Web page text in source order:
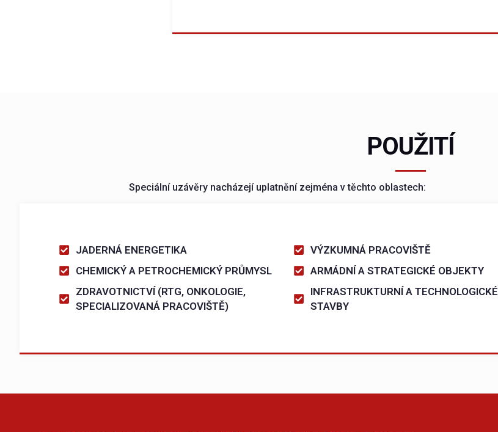
POUŽITÍ
Speciální uzávěry nacházejí uplatnění zejména v těchto oblastech:
JADERNÁ ENERGETIKA
CHEMICKÝ A PETROCHEMICKÝ PRŮMYSL
ZDRAVOTNICTVÍ (RTG, ONKOLOGIE,
SPECIALIZOVANÁ PRACOVIŠTĚ)
VÝZKUMNÁ PRACOVIŠTĚ
ARMÁDNÍ A STRATEGICKÉ OBJEKTY
INFRASTRUKTURNÍ A TECHNOLOGICKÉ
STAVBY